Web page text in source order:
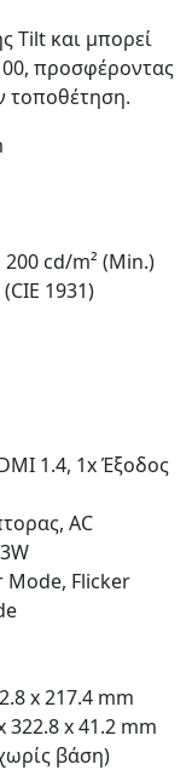
Tilt και μπορεί
προσφέροντας
τοποθέτηση.
200 cd/m² (Min.)
1931)
1.4, 1x Έξοδος
AC
Mode, Flicker
x 217.4 mm
322.8 x 41.2 mm
βάση)